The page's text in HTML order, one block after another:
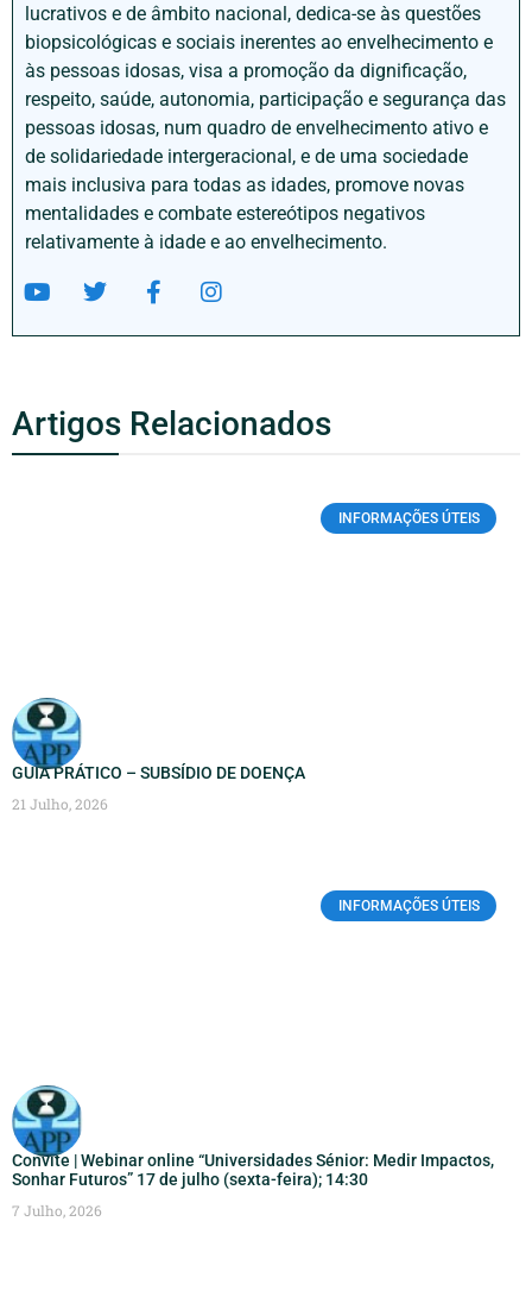
lucrativos e de âmbito nacional, dedica-se às questões
biopsicológicas e sociais inerentes ao envelhecimento e
às pessoas idosas, visa a promoção da dignificação,
respeito, saúde, autonomia, participação e segurança das
pessoas idosas, num quadro de envelhecimento ativo e
de solidariedade intergeracional, e de uma sociedade
mais inclusiva para todas as idades, promove novas
mentalidades e combate estereótipos negativos
relativamente à idade e ao envelhecimento.
Artigos Relacionados
INFORMAÇÕES ÚTEIS
GUIA PRÁTICO – SUBSÍDIO DE DOENÇA
21 Julho, 2026
INFORMAÇÕES ÚTEIS
Convite | Webinar online “Universidades Sénior: Medir Impactos,
Sonhar Futuros” 17 de julho (sexta-feira); 14:30
7 Julho, 2026